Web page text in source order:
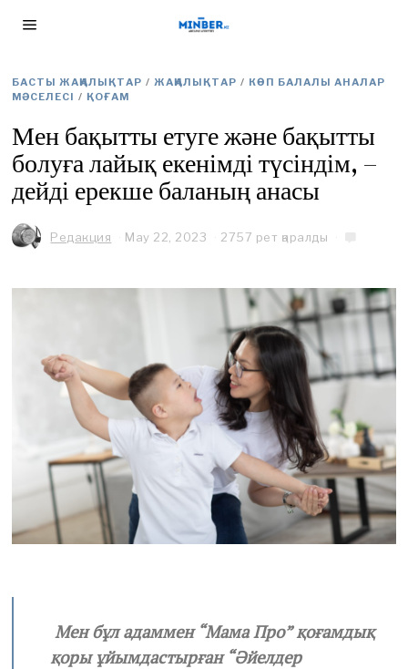
БАСТЫ ЖАҢАЛЫҚТАР / ЖАҢАЛЫҚТАР / КӨП БАЛАЛЫ АНАЛАР
МӘСЕЛЕСІ / ҚОҒАМ
Мен бақытты етуге және бақытты
болуға лайық екенімді түсіндім, –
дейді ерекше баланың анасы
Редакция May 22, 2023
2
2
3
2757 рет қаралды
Мен бұл адаммен “Мама Про” қоғамдық
қоры ұйымдастырған “Әйелдер